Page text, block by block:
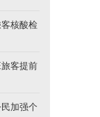
核酸检
客提前
加强个